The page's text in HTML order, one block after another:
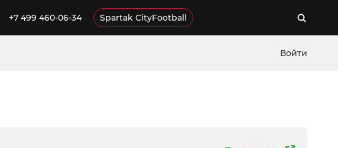
+7 499 460-06-34 Spartak CityFootball
Войти